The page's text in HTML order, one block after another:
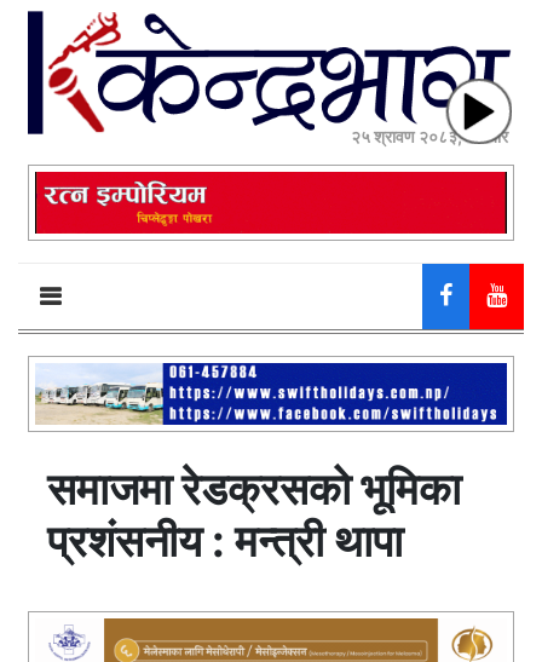
२५ श्रावण २०८३, सोमबार
समाजमा रेडक्रसको भूमिका
प्रशंसनीय : मन्त्री थापा